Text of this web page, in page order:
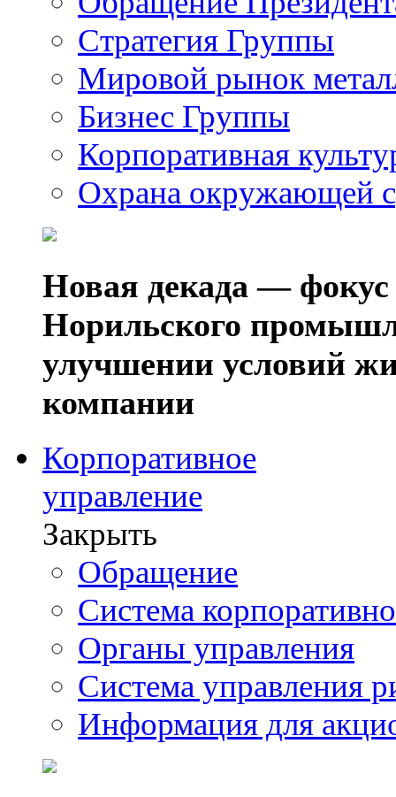
Стратегия Группы
Мировой рынок
Бизнес Группы
Корпоративная
Охрана окружающей
Новая декада — фокус
Норильского
улучшении условий
компании
Корпоративное
управление
Закрыть
Обращение
Система
Органы управления
Система управления
Информация для